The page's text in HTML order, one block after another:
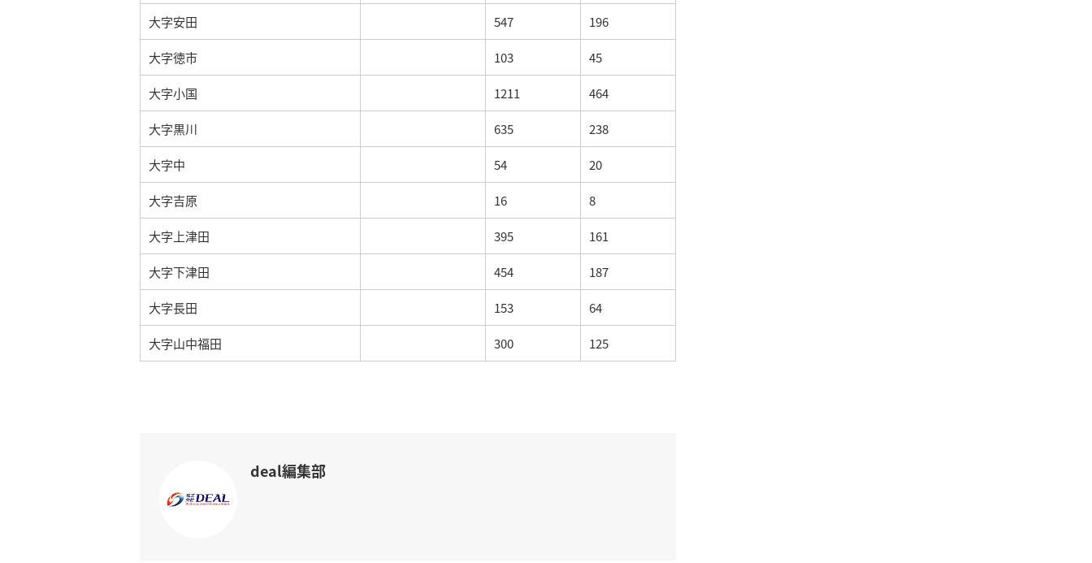
大字安田 547 196
大字徳市 103 45
大字小国 1211 464
大字黒川 635 238
大字中 54 20
大字吉原 16 8
大字上津田 395 161
大字下津田 454 187
大字長田 153 64
大字山中福田 300 125
deal編集部